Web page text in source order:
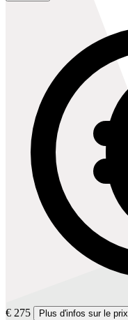
€ 275 Plus d'infos sur le prix